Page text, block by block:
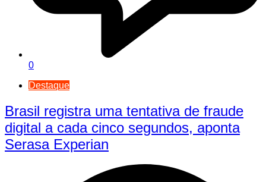
0
Destaque
Brasil registra uma tentativa de fraude
digital a cada cinco segundos, aponta
Serasa Experian